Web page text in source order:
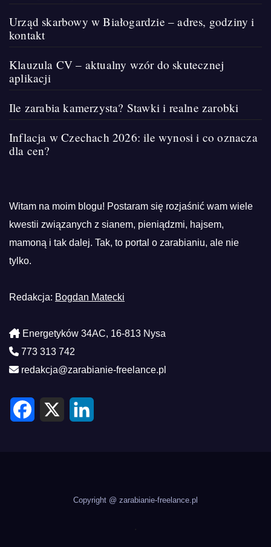
Urząd skarbowy w Białogardzie – adres, godziny i
kontakt
Klauzula CV – aktualny wzór do skutecznej
aplikacji
Ile zarabia kamerzysta? Stawki i realne zarobki
Inflacja w Czechach 2026: ile wynosi i co oznacza
dla cen?
Witam na moim blogu! Postaram się rozjaśnić wam wiele
kwestii związanych z sianem, pieniądzmi, hajsem,
mamoną i tak dalej. Tak, to portal o zarabianiu, ale nie
tylko.
Redakcja: Bogdan Matecki
Energetyków 34AC, 16-813 Nysa
773 313 742
redakcja@zarabianie-freelance.pl
F
X
Copyright @ zarabianie-freelance.pl
.